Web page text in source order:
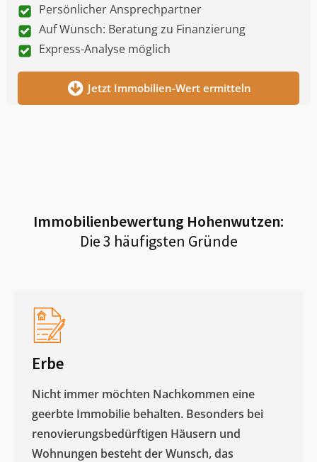
Persönlicher Ansprechpartner
Auf Wunsch: Beratung zu Finanzierung
Express-Analyse möglich
Jetzt Immobilien-Wert ermitteln
Immobilienbewertung Hohenwutzen:
Die 3 häufigsten Gründe
Erbe
Nicht immer möchten Nachkommen eine
geerbte Immobilie behalten. Besonders bei
renovierungsbedürftigen Häusern und
Wohnungen besteht der Wunsch, das